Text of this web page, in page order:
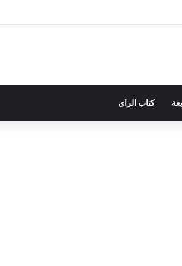
ميزانية 2027
كتاب الراى